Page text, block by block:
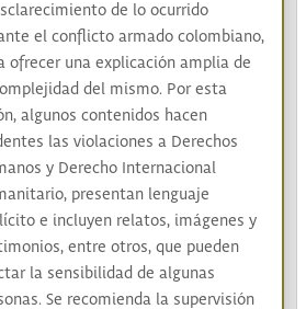
de lo ocurrido
el conflicto armado colombiano,
ofrecer una explicación amplia de
del mismo. Por esta
algunos contenidos hacen
las violaciones a Derechos
y Derecho Internacional
presentan lenguaje
e incluyen relatos, imágenes y
entre otros, que pueden
la sensibilidad de algunas
Se recomienda la supervisión